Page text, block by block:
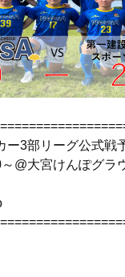
ー3部リーグ公式戦
@大宮けんぽグラ